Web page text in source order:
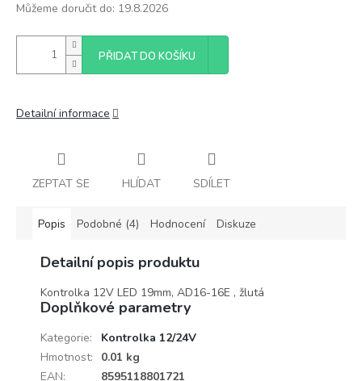
Můžeme doručit do: 19.8.2026
PŘIDAT DO KOŠÍKU
Detailní informace
ZEPTAT SE HLÍDAT SDÍLET
Popis Podobné (4) Hodnocení Diskuze
Detailní popis produktu
Kontrolka 12V LED 19mm, AD16-16E , žlutá
Doplňkové parametry
Kategorie:
Kontrolka 12/24V
Hmotnost:
0.01 kg
EAN: 8595118801721